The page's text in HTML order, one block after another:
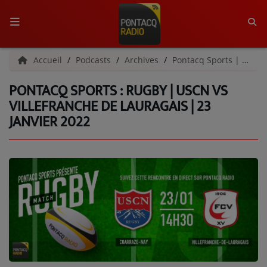
ACCUEIL
RADIO
QUI SOMMES-NOUS ?
L'ÉQUIPE
GRILLE DES PROGRAMMES
C'ÉTAIT QUOI CE TITRE ?
MÉDIAS
PODCASTS - SAISON 2026/2027
Accueil Podcasts Archives Pontacq Sports | Archives
PONTACQ SPORTS : RUGBY | USCN VS
VILLEFRANCHE DE LAURAGAIS | 23
JANVIER 2022